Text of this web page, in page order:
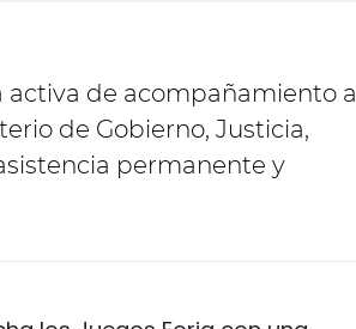
activa de acompañamiento a
de Gobierno, Justicia,
permanente y